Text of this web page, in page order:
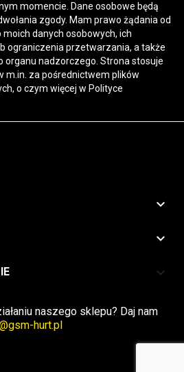
momencie. Dane osobowe będą
zgody. Mam prawo żądania od
danych osobowych, ich
ograniczenia przetwarzania, a także
organu nadzorczego. Strona stosuje
m.in. za pośrednictwem plików
o czym więcej w Polityce


keyboard_arrow_down
naszego sklepu? Daj nam
hurt.pl